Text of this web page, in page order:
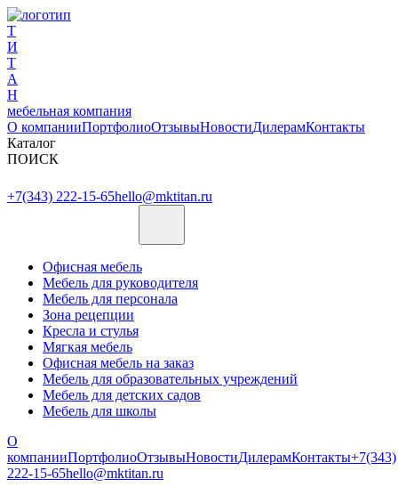
Т
И
Т
А
Н
мебельная компания
О компанииПортфолиоОтзывыНовостиДилерамКонтакты
Каталог
ПОИСК
+7(343) 222-15-65hello@mktitan.ru
Офисная мебель
Мебель для руководителя
Мебель для персонала
Зона рецепции
Кресла и стулья
Мягкая мебель
Офисная мебель на заказ
Мебель для образовательных учреждений
Мебель для детских садов
Мебель для школы
О
компанииПортфолиоОтзывыНовостиДилерамКонтакты+7(343)
222-15-65hello@mktitan.ru